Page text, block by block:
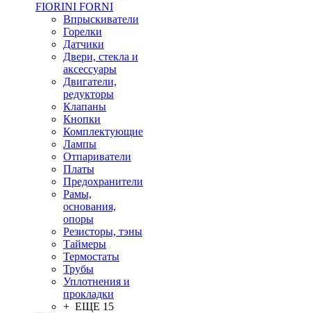
FIORINI FORNI
Впрыскиватели
Горелки
Датчики
Двери, стекла и
аксессуары
Двигатели,
редукторы
Клапаны
Кнопки
Комплектующие
Лампы
Отпариватели
Платы
Предохранители
Рамы,
основания,
опоры
Резисторы, тэны
Таймеры
Термостаты
Трубы
Уплотнения и
прокладки
+ ЕЩЕ 15